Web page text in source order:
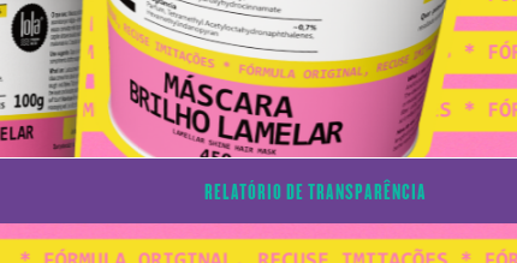
RELATÓRIO DE TRANSPARÊNCIA